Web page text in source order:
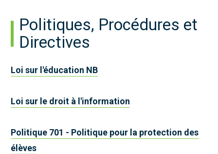
Politiques, Procédures et
Directives
Loi sur l'éducation NB
Loi sur le droit à l'information
Politique 701 - Politique pour la protection des
élèves